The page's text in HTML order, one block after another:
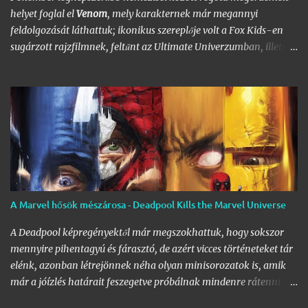
hála a Nagy DC- ésMarvel-Képregénygyűjteményegyre
nagyobb helyet igénylő …
helyet foglal elVenom, mely karakternek már megannyi
feldolgozását láthattuk; ikonikus szereplője volt a Fox Kids-en
sugárzott rajzfilmnek, feltűnt az Ultimate Univerzumban, illetve
Amazing Spider-Man252. számába a szimbióta első feltűnése, a
299. számban pedig már Venomot csodálhattuk egy rövid cameo
erejéig a füzet végén, egy vérfagyasztó jelenetben, ahol Mary
Jane-et rémítette halálra. A gonosztevő megalkotása egyébként
Todd MacFarlaneésDavid Michelinienevéhez fűzödik, előbbi
pedig részt vett a film forgatókönyvének megírásában. A rajongói
nyomást általában igyekeznek figyelembe venni mind a
képregények, mind a filmek terén, a Marvel és a Sony közös
megegyezésének köszönhetően pedig megszületett a legendás
karakter, Venom önálló filmje. (Azt azért hozzátenném
zárójelben, hogy inkább lett ez egy Eddie …
A Marvel hősök mészárosa - Deadpool Kills the Marvel Universe
A Deadpool képregényektől már megszokhattuk, hogy sokszor
mennyire pihentagyú és fárasztó, de azért vicces történeteket tár
elénk, azonban létrejönnek néha olyan minisorozatok is, amik
már a jóízlés határait feszegetve próbálnak mindenre rátenni egy